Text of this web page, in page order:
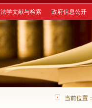
法学文献与检索 政府信息公开
当前位置：